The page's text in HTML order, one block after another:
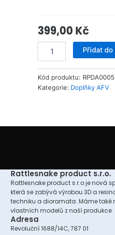
399,00 Kč
1
Syria
Přidat
Kód produktu: RPDA0005
Kategorie: Doplňky AFV
Rattlesnake product s.r.o.
Rattlesnake product s.r.o je nová
která se zabývá výrobou 3D a
techniku a dioramata. Máme také
vlastních modelů z naší produkce.
Adresa
Revoluční 1688/14C, 787 01